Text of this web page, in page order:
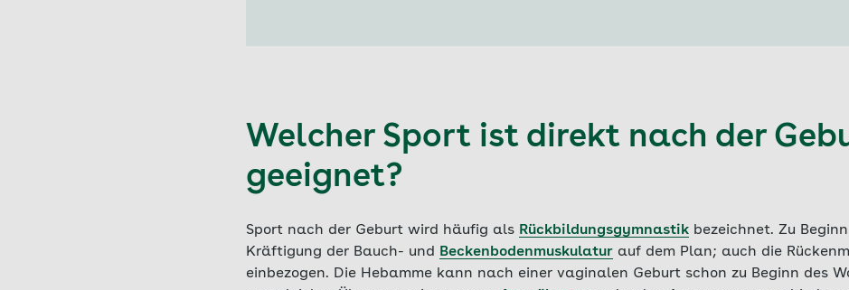
Welcher Sport ist direkt nach der
geeignet?
Sport nach der Geburt wird häufig als Rückbildungsgymnastik bezeichnet. Zu
Kräftigung der Bauch- und
Beckenbodenmuskulatur auf dem Plan; auch die
einbezogen. Die Hebamme kann nach einer vaginalen Geburt schon zu Beginn des